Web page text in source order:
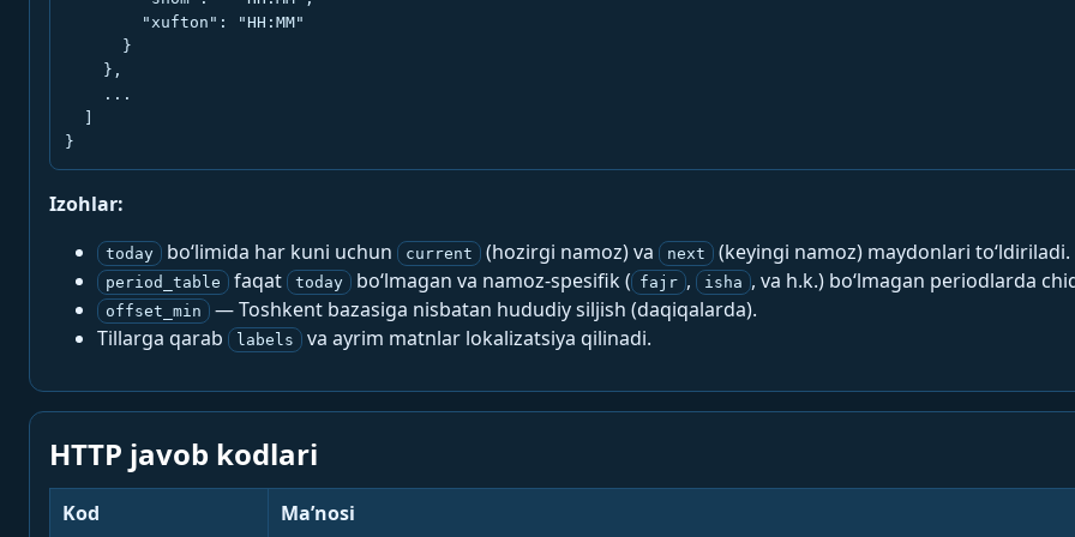
        "xufton": "HH:MM"
      }
    },
    ...
}
Izohlar:
today bo‘limida har kuni uchun current (hozirgi namoz) va next (keyingi namoz) maydonlari to‘ldiriladi.
period_table faqat today bo‘lmagan va namoz-spesifik ( fajr , isha , va h.k.) bo‘lmagan periodlarda
offset_min
— Toshkent bazasiga nisbatan hududiy siljish (daqiqalarda).
Tillarga qarab
labels va ayrim matnlar lokalizatsiya qilinadi.
HTTP javob kodlari
Kod Ma’nosi